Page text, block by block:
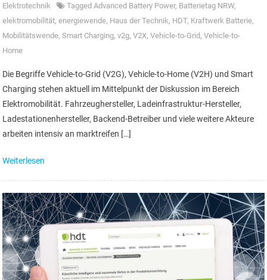
Elektrotechnik
Tagged Advanced Battery Power, Batterietag NRW,
elektromobilität,energiewende, Haus der Technik, HDT, Kraftwerk Batterie,
Mobilitätswende,Smart Charging,v2g,V2X,Vehicle-to-Grid ,Vehicle-to-
Home
Die Begriffe Vehicle-to-Grid (V2G), Vehicle-to-Home (V2H) und Smart
Charging stehen aktuell im Mittelpunkt der Diskussion im Bereich
Elektromobilität. Fahrzeughersteller, Ladeinfrastruktur-Hersteller,
Ladestationenhersteller, Backend-Betreiber und viele weitere Akteure
arbeiten intensiv an marktreifen […]
Weiterlesen